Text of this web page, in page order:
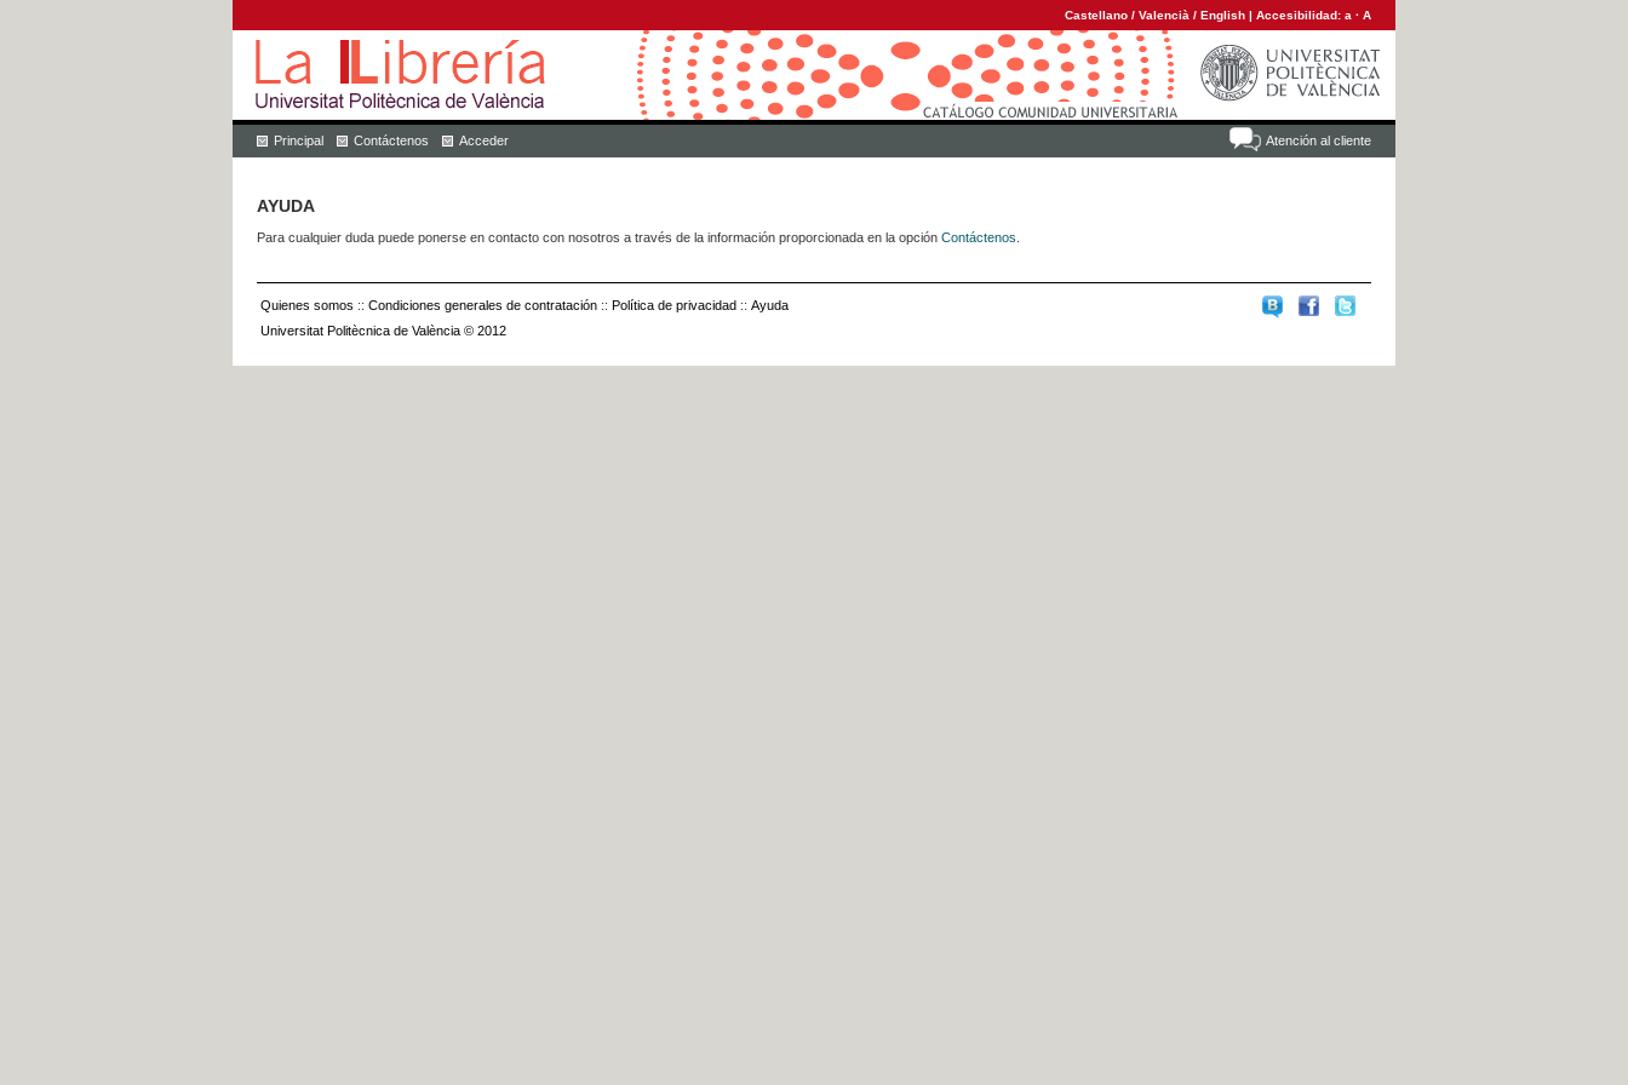
Castellano / Valencià / English | Accesibilidad: a · A
Atención al cliente
Principal Contáctenos Acceder
AYUDA
Para cualquier duda puede ponerse en contacto con nosotros a través de la información proporcionada en la opción Contáctenos
Quienes somos :: Condiciones generales de contratación :: Política de privacidad :: Ayuda
Universitat Politècnica de València © 2012